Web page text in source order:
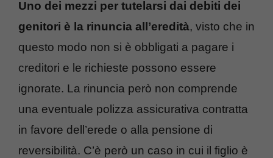
Uno dei mezzi per tutelarsi dai debiti dei
genitori è la rinuncia all’eredità, visto che in
questo modo non si è obbligati a pagare i
creditori e le richieste possono essere
ignorate. La rinuncia però non comprende
una eventuale polizza assicurativa contratta
in favore dell’erede o alla pensione di
reversibilità. C’è però un caso in cui il figlio è